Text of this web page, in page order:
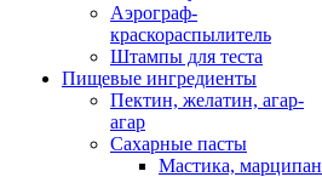
Аэрограф-
краскораспылитель
Штампы для теста
Пищевые ингредиенты
Пектин, желатин, агар-
агар
Сахарные пасты
Мастика, марципан